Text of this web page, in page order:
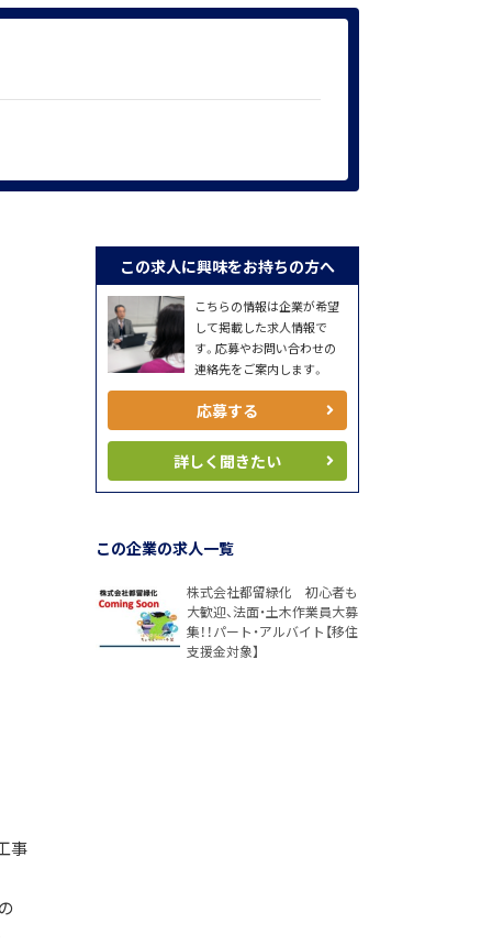
事
この求人に興味をお持ちの方へ
こちらの情報は企業が希望
して掲載した求人情報で
す。応募やお問い合わせの
連絡先をご案内します。
応募する
詳しく聞きたい
この企業の求人一覧
株式会社都留緑化 初心者も
大歓迎、法面・土木作業員大募
集！！パート・アルバイト【移住
支援金対象】